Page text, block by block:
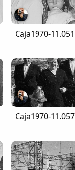
Caja1970-11.051
Caja1970-11.057